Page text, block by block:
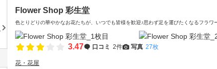
Flower Shop 彩生堂
色とりどりの華やかなお花たちが、いつでも皆様を歓迎♪思わず足を運びたくなるフラワ
3.47 口コミ 2件 写真 27枚
花・花屋